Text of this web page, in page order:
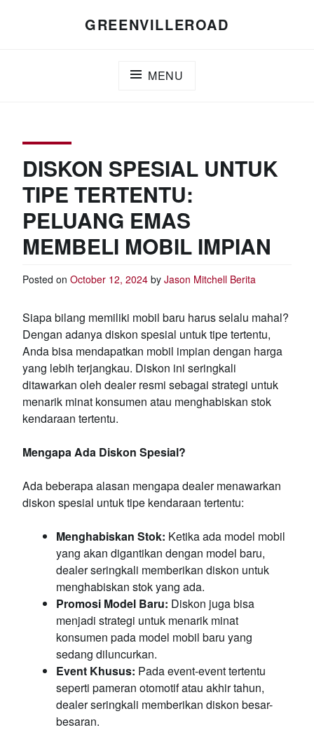
GREENVILLEROAD
MENU
DISKON SPESIAL UNTUK
TIPE TERTENTU:
PELUANG EMAS
MEMBELI MOBIL IMPIAN
Posted on October 12, 2024 by Jason Mitchell Berita
Siapa bilang memiliki mobil baru harus selalu mahal?
Dengan adanya diskon spesial untuk tipe tertentu,
Anda bisa mendapatkan mobil impian dengan harga
yang lebih terjangkau. Diskon ini seringkali
ditawarkan oleh dealer resmi sebagai strategi untuk
menarik minat konsumen atau menghabiskan stok
kendaraan tertentu.
Mengapa Ada Diskon Spesial?
Ada beberapa alasan mengapa dealer menawarkan
diskon spesial untuk tipe kendaraan tertentu:
Menghabiskan Stok: Ketika ada model mobil
yang akan digantikan dengan model baru,
dealer seringkali memberikan diskon untuk
menghabiskan stok yang ada.
Promosi Model Baru: Diskon juga bisa
menjadi strategi untuk menarik minat
konsumen pada model mobil baru yang
sedang diluncurkan.
Event Khusus: Pada event-event tertentu
seperti pameran otomotif atau akhir tahun,
dealer seringkali memberikan diskon besar-
besaran.